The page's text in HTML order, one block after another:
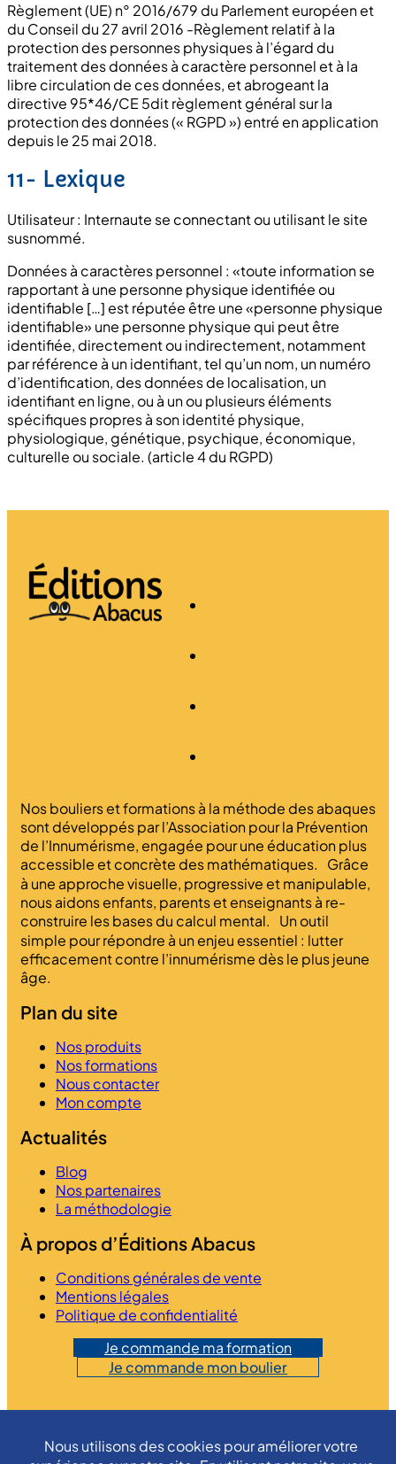
Règlement (UE) n° 2016/679 du Parlement européen et
du Conseil du 27 avril 2016 -Règlement relatif à la
protection des personnes physiques à l’égard du
traitement des données à caractère personnel et à la
libre circulation de ces données, et abrogeant la
directive 95*46/CE 5dit règlement général sur la
protection des données (« RGPD ») entré en application
depuis le 25 mai 2018.
11- Lexique
Utilisateur : Internaute se connectant ou utilisant le site
susnommé.
Données à caractères personnel : «toute information se
rapportant à une personne physique identifiée ou
identifiable […] est réputée être une «personne physique
identifiable» une personne physique qui peut être
identifiée, directement ou indirectement, notamment
par référence à un identifiant, tel qu’un nom, un numéro
d’identification, des données de localisation, un
identifiant en ligne, ou à un ou plusieurs éléments
spécifiques propres à son identité physique,
physiologique, génétique, psychique, économique,
culturelle ou sociale. (article 4 du RGPD)
Nos bouliers et formations à la méthode des abaques
sont développés par l’Association pour la Prévention
de l’Innumérisme, engagée pour une éducation plus
accessible et concrète des mathématiques. Grâce
à une approche visuelle, progressive et manipulable,
nous aidons enfants, parents et enseignants à re-
construire les bases du calcul mental. Un outil
simple pour répondre à un enjeu essentiel : lutter
efficacement contre l’innumérisme dès le plus jeune
âge.
Plan du site
Nos produits
Nos formations
Nous contacter
Mon compte
Actualités
Blog
Nos partenaires
La méthodologie
À propos d’Éditions Abacus
Conditions générales de vente
Mentions légales
Politique de confidentialité
Je commande ma formation
Je commande mon boulier